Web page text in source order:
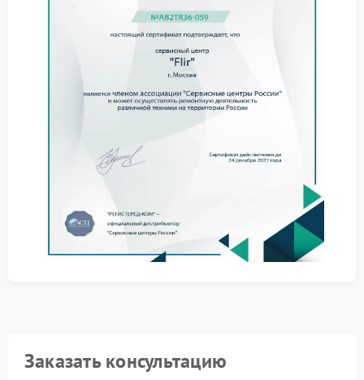
Способы устранения
неисправности
В зависимости от выявленной причины ремонт FLIR
может включать:
установку новой аккумуляторной батареи
оригинального производства;
калибровку системы энергопотребления;
замену неисправных электронных компонентов.
Обращение в авторизованный сервисный центр
FLIR гарантирует использование
сертифицированных запчастей и соблюдение
заводских стандартов ремонта.
Заказать консультацию